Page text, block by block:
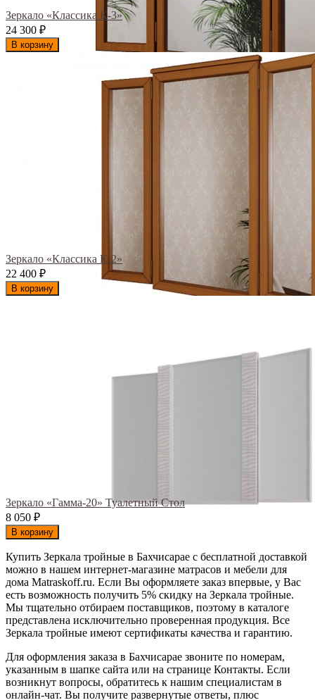
Зеркало «Классика К-3»
24 300 ₽
В корзину
Зеркало «Классика К-2»
22 400 ₽
В корзину
Зеркало «Гамма-20» Туалетный Стол
8 050 ₽
В корзину
Купить Зеркала тройные в Бахчисарае с бесплатной доставкой
можно в нашем интернет-магазине матрасов и мебели для
дома Matraskoff.ru. Если Вы оформляете заказ впервые, у Вас
есть возможность получить 5% скидку на Зеркала тройные.
Мы тщательно отбираем поставщиков, поэтому в каталоге
представлена исключительно проверенная продукция. Все
Зеркала тройные имеют сертификаты качества и гарантию.
Для оформления заказа в Бахчисарае звоните по номерам,
указанным в шапке сайта или на странице Контакты. Если
возникнут вопросы, обратитесь к нашим специалистам в
онлайн-чат. Вы получите развернутые ответы, плюс